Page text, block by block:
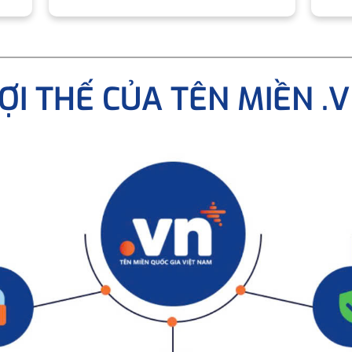
THẾ CỦA TÊN MIỀN